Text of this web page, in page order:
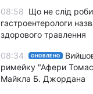
08:58 Що не слід
гастроентерологи
здорового травлення
08:34 ОНОВЛЕНО
римейку "Афери
Майкла Б. Джордана